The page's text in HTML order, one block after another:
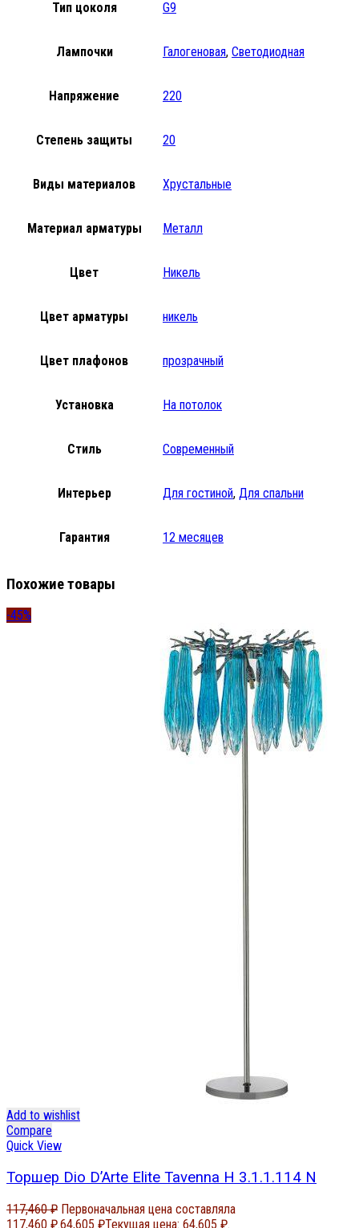
Тип цоколя G9
Лампочки Галогеновая, Светодиодная
Напряжение 220
Степень защиты 20
Виды материалов Хрустальные
Материал арматуры Металл
Цвет Никель
Цвет арматуры никель
Цвет плафонов прозрачный
Установка На потолок
Стиль Современный
Интерьер Для гостиной, Для спальни
Гарантия 12 месяцев
Похожие товары
-45%
Add to wishlist
Compare
Quick View
Торшер Dio D’Arte Elite Tavenna H 3.1.1.114 N
117,460₽ Первоначальная цена составляла
117,460 ₽.64,605 ₽Текущая цена: 64,605 ₽.